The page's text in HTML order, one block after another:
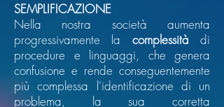
SEMPLIFICAZIONE
Nella nostra società aumenta
progressivamente la complessitàdi
procedure e linguaggi, che genera
confusione e rende conseguentemente
più complessa l'identificazione di un
problema, la sua corretta